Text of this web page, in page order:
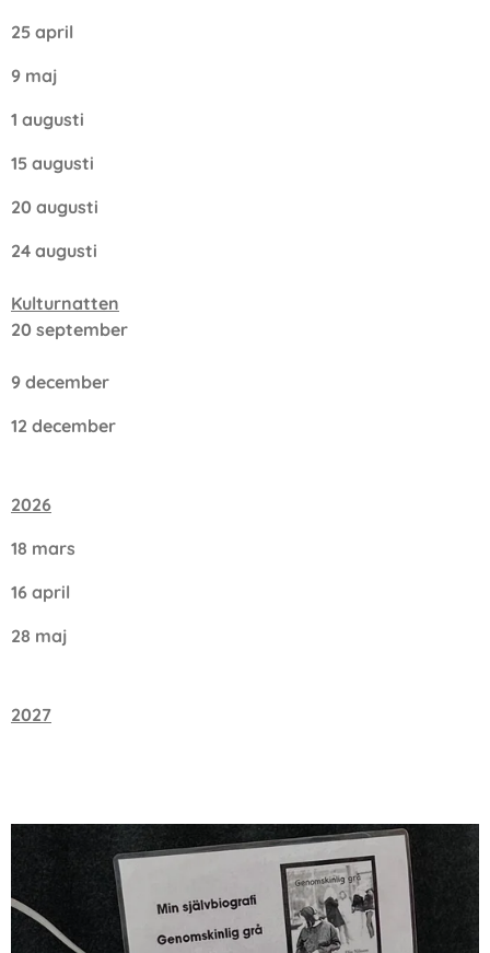
25 april
9 maj
1 augusti
15 augusti
20 augusti
24 augusti
Kulturnatten
20 september
9 december
12 december
2026
18 mars
16 april
28 maj
2027